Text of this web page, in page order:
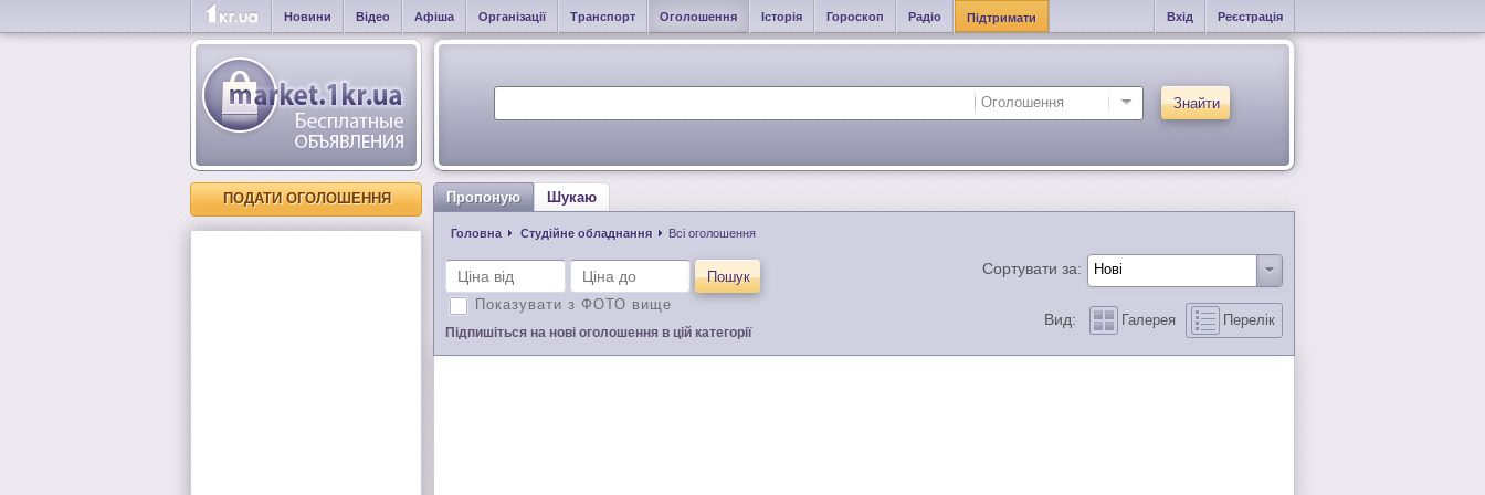
Новини Відео Афіша Організації Транспорт Оголошення Історія Гороскоп Радіо Підтримати Вхід Реєстрація
Знайти
ПОДАТИ ОГОЛОШЕННЯ Пропоную Шукаю
Головна Студійне обладнання Всі оголошення
Пошук
Показувати з ФОТО вище
Сортувати за:
Вид: Галерея Перелік
Підпишіться на нові оголошення в цій категорії